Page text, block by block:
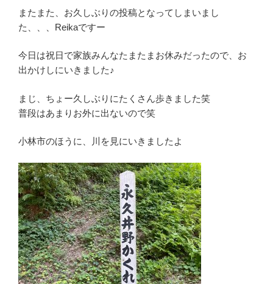
日:
またまた、お久しぶりの投稿となってしまいまし
た、、、Reikaですー
今日は祝日で家族みんなたまたまお休みだったので、お
出かけしにいきました♪
まじ、ちょー久しぶりにたくさん歩きました笑
普段はあまりお外に出ないので笑
小林市のほうに、川を見にいきましたよ